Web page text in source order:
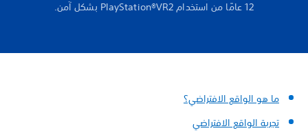
12 عامًا من استخدام PlayStation®VR2 بشكل آمن.
ما هو الواقع الافتراضي؟
تجربة الواقع الافتراضي